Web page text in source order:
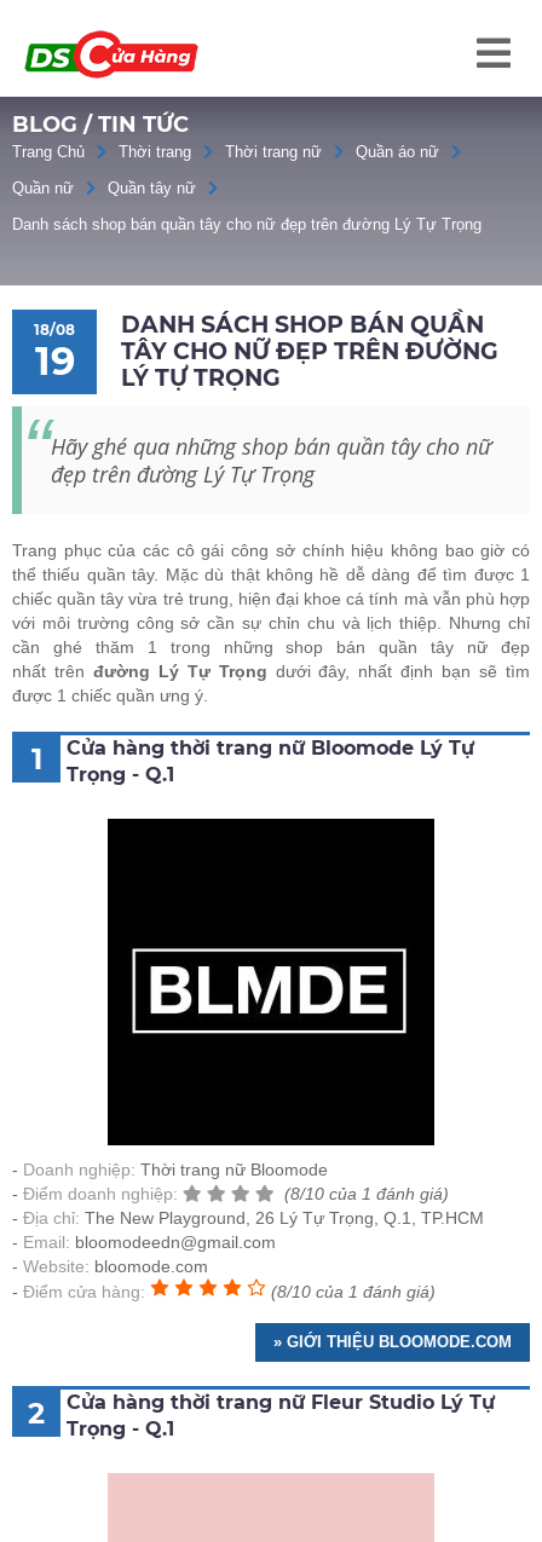
BLOG / TIN TỨC
Trang Chủ Thời trang Thời trang nữ
Quần áo nữ
Quần nữ
Quần tây nữ
Danh sách shop bán quần tây cho nữ đẹp trên đường Lý Tự Trọng
18/08
19
DANH SÁCH SHOP BÁN QUẦN
TÂY CHO NỮ ĐẸP TRÊN ĐƯỜNG
LÝ TỰ TRỌNG
Hãy ghé qua những shop bán quần tây cho nữ
đẹp trên đường Lý Tự Trọng
Trang phục của các cô gái công sở chính hiệu không bao giờ có
thể thiếu quần tây. Mặc dù thật không hề dễ dàng để tìm được 1
chiếc quần tây vừa trẻ trung, hiện đại khoe cá tính mà vẫn phù hợp
với môi trường công sở cần sự chỉn chu và lịch thiệp. Nhưng chỉ
cần ghé thăm 1 trong những shop bán quần tây nữ đẹp
nhất trên đường Lý Tự Trọng dưới đây, nhất định bạn sẽ tìm
được 1 chiếc quần ưng ý.
1
Cửa hàng thời trang nữ Bloomode Lý Tự
Trọng - Q.1
Doanh nghiệp: Thời trang nữ Bloomode
Điểm doanh nghiệp:
(8/10 của 1 đánh giá)
Địa chỉ: The New Playground, 26 Lý Tự Trọng, Q.1, TP.HCM
Email: bloomodeedn@gmail.com
Website: bloomode.com
Điểm cửa hàng:
(8/10 của 1 đánh giá)
» GIỚI THIỆU BLOOMODE.COM
2
Cửa hàng thời trang nữ Fleur Studio Lý Tự
Trọng - Q.1